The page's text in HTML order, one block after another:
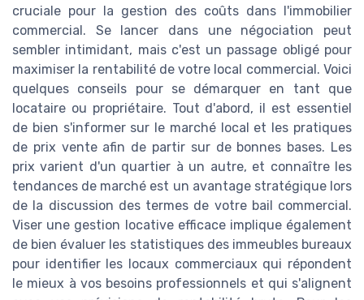
cruciale pour la gestion des coûts dans l'immobilier
commercial. Se lancer dans une négociation peut
sembler intimidant, mais c'est un passage obligé pour
maximiser la rentabilité de votre local commercial. Voici
quelques conseils pour se démarquer en tant que
locataire ou propriétaire. Tout d'abord, il est essentiel
de bien s'informer sur le marché local et les pratiques
de prix vente afin de partir sur de bonnes bases. Les
prix varient d'un quartier à un autre, et connaître les
tendances de marché est un avantage stratégique lors
de la discussion des termes de votre bail commercial.
Viser une gestion locative efficace implique également
de bien évaluer les statistiques des immeubles bureaux
pour identifier les locaux commerciaux qui répondent
le mieux à vos besoins professionnels et qui s'alignent